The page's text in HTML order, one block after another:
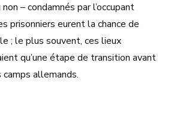
– condamnés par l’occupant
prisonniers eurent la chance de
; le plus souvent, ces lieux
qu’une étape de transition avant
allemands.